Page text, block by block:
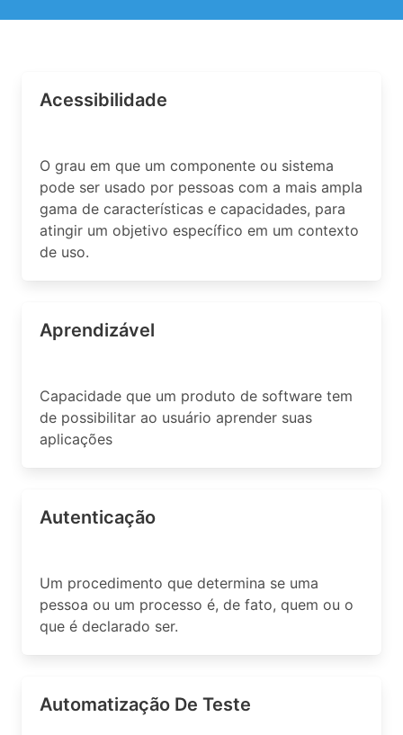
Acessibilidade
O grau em que um componente ou sistema
pode ser usado por pessoas com a mais ampla
gama de características e capacidades, para
atingir um objetivo específico em um contexto
de uso.
Aprendizável
Capacidade que um produto de software tem
de possibilitar ao usuário aprender suas
aplicações
Autenticação
Um procedimento que determina se uma
pessoa ou um processo é, de fato, quem ou o
que é declarado ser.
Automatização De Teste